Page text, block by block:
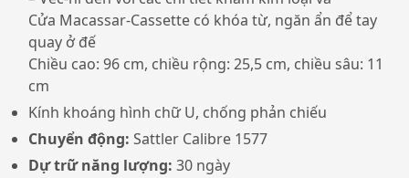
Cửa Macassar-Cassette có khóa từ, ngăn ẩn để tay
quay ở đế
Chiều cao: 96 cm, chiều rộng: 25,5 cm, chiều sâu: 11
cm
Kính khoáng hình chữ U, chống phản chiếu
Chuyển động: Sattler Calibre 1577
Dự trữ năng lượng: 30 ngày